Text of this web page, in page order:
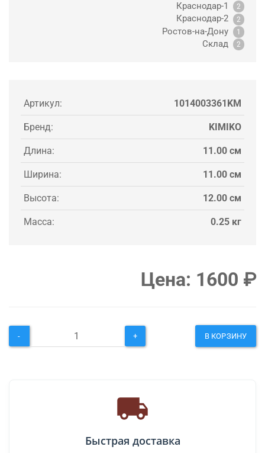
Краснодар-1 2
Краснодар-2 2
Ростов-на-Дону 1
Склад 2
Артикул: 1014003361KM
Бренд: KIMIKO
Длина: 11.00 см
Ширина: 11.00 см
Высота: 12.00 см
Масса: 0.25 кг
Цена: 1600 ₽
- + В КОРЗИНУ
Быстрая доставка